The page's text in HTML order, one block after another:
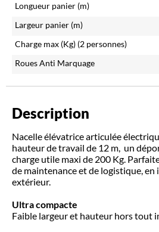
Longueur panier (m)
Largeur panier (m)
Charge max (Kg) (2 personnes)
Roues Anti Marquage
Description
Nacelle élévatrice articulée
hauteur de travail de 12 m, un
charge utile maxi de 200 Kg.
de maintenance et de logistique, en
extérieur.
Ultra compacte
Faible largeur et hauteur hors tout